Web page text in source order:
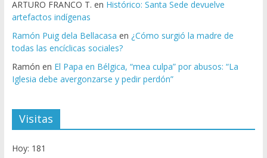
ARTURO FRANCO T. en Histórico: Santa Sede devuelve
artefactos indígenas
Ramón Puig dela Bellacasa en ¿Cómo surgió la madre de
todas las encíclicas sociales?
Ramón en El Papa en Bélgica, “mea culpa” por abusos: “La
Iglesia debe avergonzarse y pedir perdón”
Visitas
Hoy: 181